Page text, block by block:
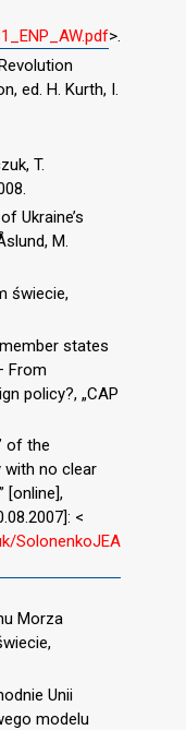
>.
ed. H. Kurth, I.
T.
Ukraine’s
M.
świecie,
states
From
policy?, „CAP
of the
with no clear
[online],
<
SolonenkoJEA
Morza
Unii
modelu